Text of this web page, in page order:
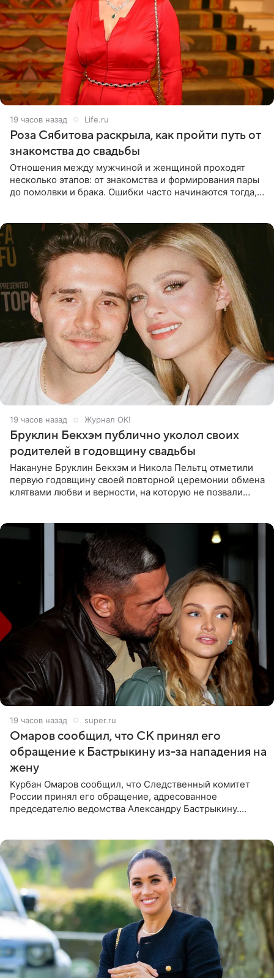
19 часов назад Life.ru
Роза Сябитова раскрыла, как пройти путь от
знакомства до свадьбы
Отношения между мужчиной и женщиной проходят
несколько этапов: от знакомства и формирования пары
до помолвки и брака. Ошибки часто начинаются тогда,
19 часов назад Журнал OK!
Бруклин Бекхэм публично уколол своих
родителей в годовщину свадьбы
Накануне Бруклин Бекхэм и Никола Пельтц отметили
первую годовщину своей повторной церемонии обмена
клятвами любви и верности, на которую не позвали
19 часов назад super.ru
Омаров сообщил, что СК принял его
обращение к Бастрыкину из-за нападения на
жену
Курбан Омаров сообщил, что Следственный комитет
России принял его обращение, адресованное
председателю ведомства Александру Бастрыкину.